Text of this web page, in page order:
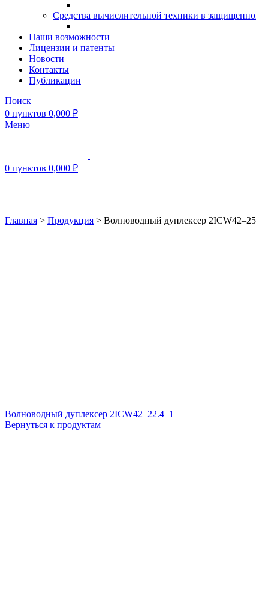
Средства вычислительной техники в
Наши возможности
Лицензии и патенты
Новости
Контакты
Публикации
Поиск
0 пунктов 0,000 ₽
Меню
0 пунктов 0,000 ₽
Главная > Продукция > Волноводный дуплексер
Волноводный дуплексер 2ICW42–22.4–1
Вернуться к продуктам